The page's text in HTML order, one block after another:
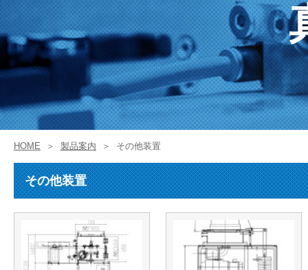
HOME 製品案内 その他装置
その他装置